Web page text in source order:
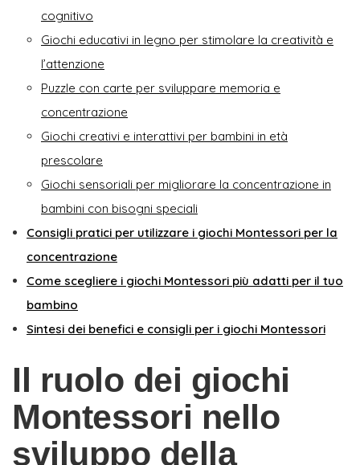
cognitivo
Giochi educativi in legno per stimolare la creatività e
l’attenzione
Puzzle con carte per sviluppare memoria e
concentrazione
Giochi creativi e interattivi per bambini in età
prescolare
Giochi sensoriali per migliorare la concentrazione in
bambini con bisogni speciali
Consigli pratici per utilizzare i giochi Montessori per la
concentrazione
Come scegliere i giochi Montessori più adatti per il tuo
bambino
Sintesi dei benefici e consigli per i giochi Montessori
Il ruolo dei giochi
Montessori nello
sviluppo della